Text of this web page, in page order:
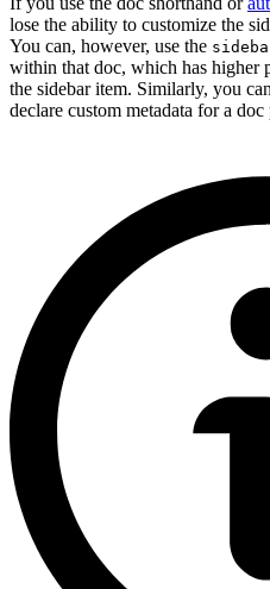
lose the ability to customize the
You can, however, use the
within that doc, which has higher
the sidebar item. Similarly, you
declare custom metadata for a doc